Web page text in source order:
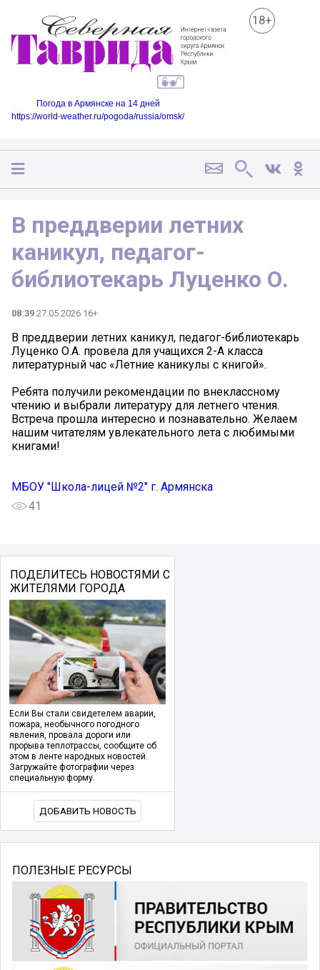
18+
Погода в Армянске на 14 дней
https://world-weather.ru/pogoda/russia/omsk/
В преддверии летних
каникул, педагог-
библиотекарь Луценко О.
08:39 27.05.2026 16+
В преддверии летних каникул, педагог-библиотекарь
Луценко О.А. провела для учащихся 2-А класса
литературный час «Летние каникулы с книгой».
Ребята получили рекомендации по внеклассному
чтению и выбрали литературу для летнего чтения.
Встреча прошла интересно и познавательно. Желаем
нашим читателям увлекательного лета с любимыми
книгами!
МБОУ "Школа-лицей №2" г. Армянска
41
ПОДЕЛИТЕСЬ НОВОСТЯМИ С
ЖИТЕЛЯМИ ГОРОДА
Если Вы стали свидетелем аварии,
пожара, необычного погодного
явления, провала дороги или
прорыва теплотрассы, сообщите об
этом в ленте народных новостей.
Загружайте фотографии через
специальную форму.
ДОБАВИТЬ НОВОСТЬ
ПОЛЕЗНЫЕ РЕСУРСЫ